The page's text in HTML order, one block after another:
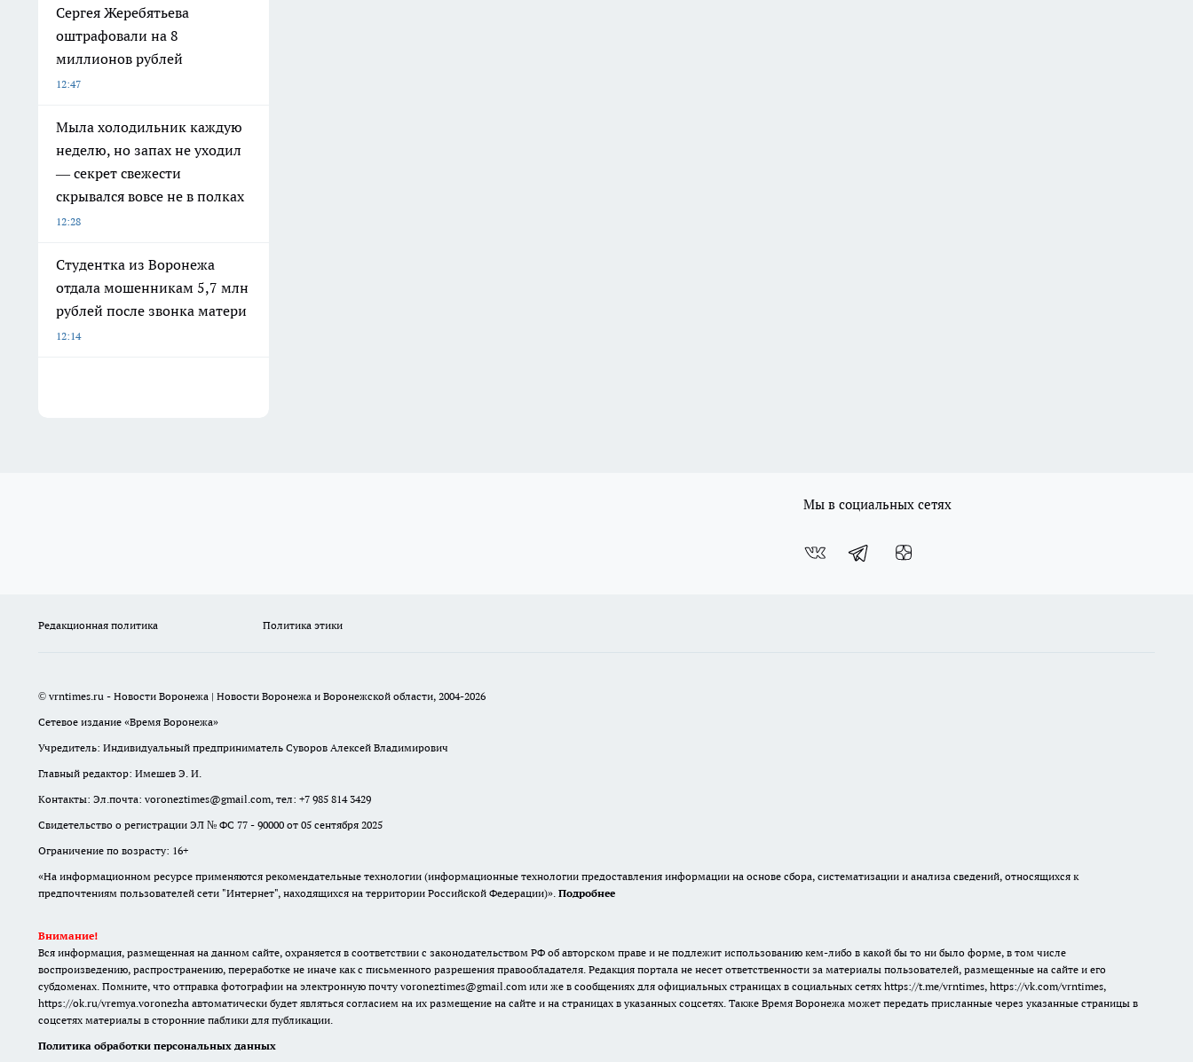
Сергея Жеребятьева
оштрафовали на 8
миллионов рублей
12:47
Мыла холодильник каждую
неделю, но запах не уходил
— секрет свежести
скрывался вовсе не в полках
12:28
Студентка из Воронежа
отдала мошенникам 5,7 млн
рублей после звонка матери
12:14
Мы в социальных сетях
Редакционная политика Политика этики
© vrntimes.ru - Новости Воронежа | Новости Воронежа и Воронежской области, 2004-2026
Сетевое издание «Время Воронежа»
Учредитель: Индивидуальный предприниматель Суворов Алексей Владимирович
Главный редактор: Имешев Э. И.
Контакты: Эл.почта: voroneztimes@gmail.com, тел: +7 985 814 3429
Свидетельство о регистрации ЭЛ № ФС 77 - 90000 от 05 сентября 2025
Ограничение по возрасту: 16+
«На информационном ресурсе применяются рекомендательные технологии (информационные технологии предоставления информации на основе сбора, систематизации и анализа сведений, относящихся к
предпочтениям пользователей сети "Интернет", находящихся на территории Российской Федерации)». Подробнее
Внимание!
Вся информация, размещенная на данном сайте, охраняется в соответствии с законодательством РФ об авторском праве и не подлежит использованию кем-либо в какой бы то ни было форме, в том числе
воспроизведению, распространению, переработке не иначе как с письменного разрешения правообладателя. Редакция портала не несет ответственности за материалы пользователей, размещенные на сайте и его
субдоменах. Помните, что отправка фотографии на электронную почту voroneztimes@gmail.com или же в сообщениях для официальных страницах в социальных сетях https://t.me/vrntimes, https://vk.com/vrntimes,
https://ok.ru/vremya.voronezha автоматически будет являться согласием на их размещение на сайте и на страницах в указанных соцсетях. Также Время Воронежа может передать присланные через указанные страницы в
соцсетях материалы в сторонние паблики для публикации.
Политика обработки персональных данных